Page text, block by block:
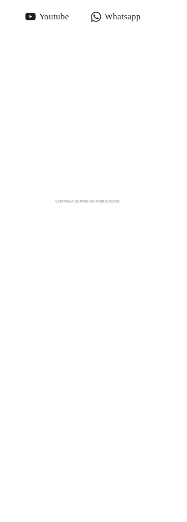
Youtube Whatsapp